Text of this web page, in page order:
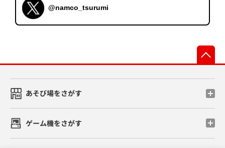
@namco_tsurumi
あそび場をさがす
ゲーム機をさがす